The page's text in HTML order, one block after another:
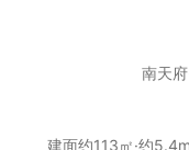
南天
建面约113㎡·约